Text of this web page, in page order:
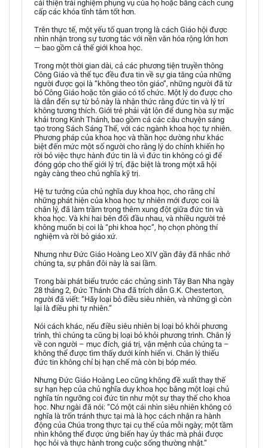
cải thiện trải nghiệm phụng vụ của họ hoặc bằng cách cung
cấp các khóa tĩnh tâm tốt hơn.
Trên thực tế, một yếu tố quan trọng là cách Giáo hội được
nhìn nhận trong sự tương tác với nền văn hóa rộng lớn hơn
— bao gồm cả thế giới khoa học.
Trong một thời gian dài, cả các phương tiện truyền thông
Công Giáo và thế tục đều đưa tin về sự gia tăng của những
người được gọi là “không theo tôn giáo”, những người đã từ
bỏ Công Giáo hoặc tôn giáo có tổ chức. Một lý do được cho
là dẫn đến sự từ bỏ này là nhận thức rằng đức tin và lý trí
không tương thích. Giới trẻ phải vật lộn để dung hòa sự mặc
khải trong Kinh Thánh, bao gồm cả các câu chuyện sáng
tạo trong Sách Sáng Thế, với các ngành khoa học tự nhiên.
Phương pháp của khoa học và thần học dường như khác
biệt đến mức một số người cho rằng lý do chính khiến họ
rời bỏ việc thực hành đức tin là vì đức tin không có gì để
đóng góp cho thế giới lý trí, đặc biệt là trong một xã hội
ngày càng theo chủ nghĩa kỹ trị.
Hệ tư tưởng của chủ nghĩa duy khoa học, cho rằng chỉ
những phát hiện của khoa học tự nhiên mới được coi là
chân lý, đã làm trầm trọng thêm xung đột giữa đức tin và
khoa học. Và khi hai bên đối đầu nhau, và nhiều người trẻ
không muốn bị coi là “phi khoa học”, họ chọn phòng thí
nghiệm và rời bỏ giáo xứ.
Nhưng như Đức Giáo Hoàng Leo XIV gần đây đã nhắc nhở
chúng ta, sự phân đôi này là sai lầm.
Trong bài phát biểu trước các chủng sinh Tây Ban Nha ngày
28 tháng 2, Đức Thánh Cha đã trích dẫn G.K. Chesterton,
người đã viết: “Hãy loại bỏ điều siêu nhiên, và những gì còn
lại là điều phi tự nhiên.”
Nói cách khác, nếu điều siêu nhiên bị loại bỏ khỏi phương
trình, thì chúng ta cũng bị loại bỏ khỏi phương trình. Chân lý
về con người – mục đích, giá trị, vận mệnh của chúng ta –
không thể được tìm thấy dưới kính hiển vi. Chân lý thiếu
đức tin không chỉ bị hạn chế mà còn bị bóp méo.
Nhưng Đức Giáo Hoàng Leo cũng không đề xuất thay thế
sự hạn hẹp của chủ nghĩa duy khoa học bằng một loại chủ
nghĩa tín ngưỡng coi đức tin như một sự thay thế cho khoa
học. Như ngài đã nói: “Có một cái nhìn siêu nhiên không có
nghĩa là trốn tránh thực tại mà là học cách nhận ra hành
động của Chúa trong thực tại cụ thể của mỗi ngày; một tầm
nhìn không thể được ứng biến hay ủy thác mà phải được
học hỏi và thực hành trong cuộc sống thường nhật.”